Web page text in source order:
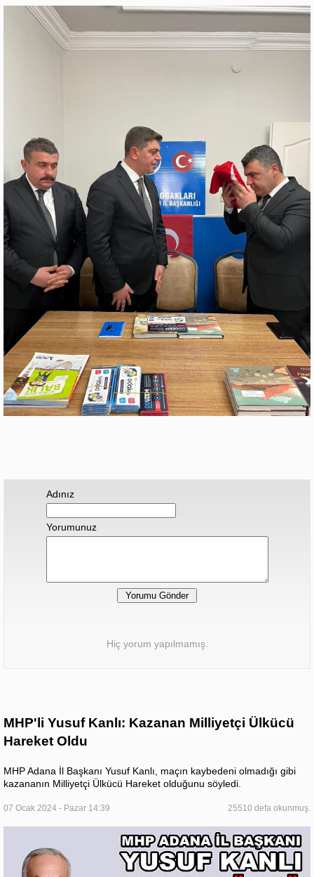
Adınız
Yorumunuz
Hiç yorum yapılmamış.
MHP'li Yusuf Kanlı: Kazanan Milliyetçi Ülkücü
Hareket Oldu
MHP Adana İl Başkanı Yusuf Kanlı, maçın kaybedeni olmadığı gibi
kazananın Milliyetçi Ülkücü Hareket olduğunu söyledi.
07 Ocak 2024 - Pazar 14:39 25510 defa okunmuş.